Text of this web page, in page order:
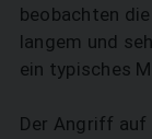
beobachten
langem und
ein typisches
Der Angriff auf